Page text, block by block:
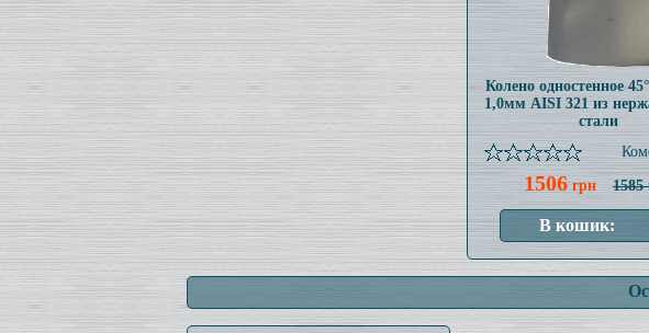
Колено одностенное
1,0мм AISI 321 из
стали
1506грн 1585